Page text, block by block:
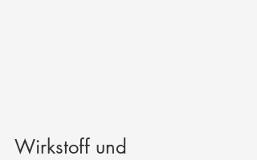
Wirkstoff und